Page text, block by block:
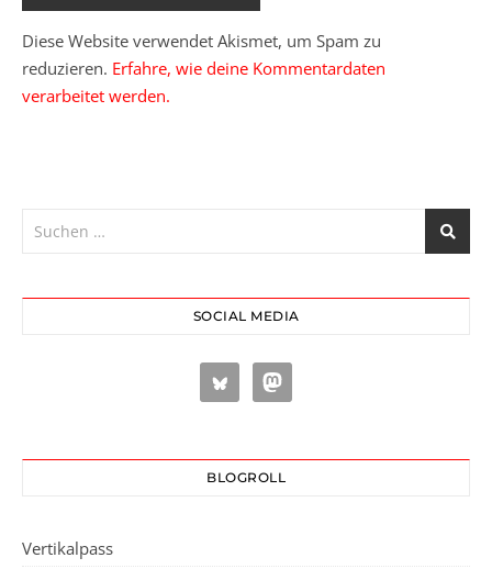
Diese Website verwendet Akismet, um Spam zu
reduzieren. Erfahre, wie deine Kommentardaten
verarbeitet werden.
SOCIAL MEDIA
BLOGROLL
Vertikalpass